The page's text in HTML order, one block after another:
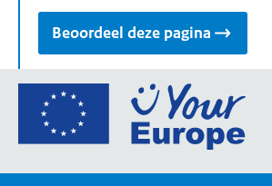
Beoordeel deze pagina
Ga
de